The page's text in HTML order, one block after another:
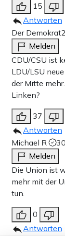
15
Antworten
Der Demokrat
Melden
CDU/CSU ist
LDU/LSU
der Mitte
Linken?
37
Antworten
Michael R
Melden
Die Union ist
mehr mit der
tun.
0
Antworten